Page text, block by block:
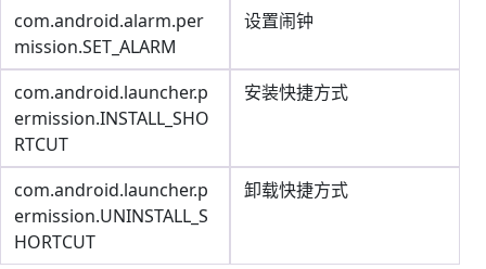
com.android.alarm.per
mission.SET_ALARM
设置闹钟
com.android.launcher.p
ermission.INSTALL_SHO
RTCUT
安装快捷方式
com.android.launcher.p
ermission.UNINSTALL_S
HORTCUT
卸载快捷方式